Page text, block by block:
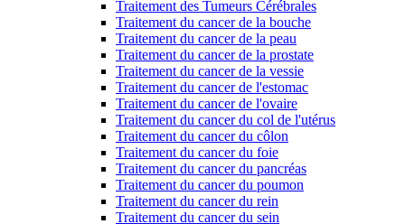
Traitement des Tumeurs Cérébrales
Traitement du cancer de la bouche
Traitement du cancer de la peau
Traitement du cancer de la prostate
Traitement du cancer de la vessie
Traitement du cancer de l'estomac
Traitement du cancer de l'ovaire
Traitement du cancer du col de l'utérus
Traitement du cancer du côlon
Traitement du cancer du foie
Traitement du cancer du pancréas
Traitement du cancer du poumon
Traitement du cancer du rein
Traitement du cancer du sein